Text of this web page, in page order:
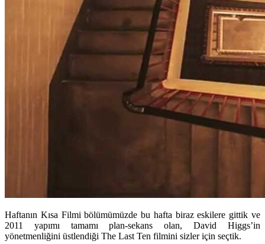
Haftanın Kısa Filmi bölümümüzde bu hafta biraz eskilere gittik ve
2011 yapımı tamamı plan-sekans olan, David Higgs’in
yönetmenliğini üstlendiği The Last Ten filmini sizler için seçtik.